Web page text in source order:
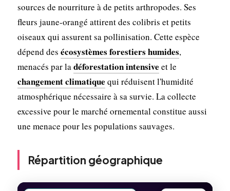
sources de nourriture à de petits arthropodes. Ses
fleurs jaune-orangé attirent des colibris et petits
oiseaux qui assurent sa pollinisation. Cette espèce
dépend des écosystèmes forestiers humides,
menacés par ladéforestation intensive et le
changement climatique qui réduisent l'humidité
atmosphérique nécessaire à sa survie. La collecte
excessive pour le marché ornemental constitue aussi
une menace pour les populations sauvages.
Répartition géographique